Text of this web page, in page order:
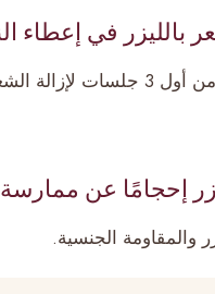
بالليزر في إعطاء
يمكن الحصول على نتائج
إحجامًا عن
والمقاومة الجنسية.